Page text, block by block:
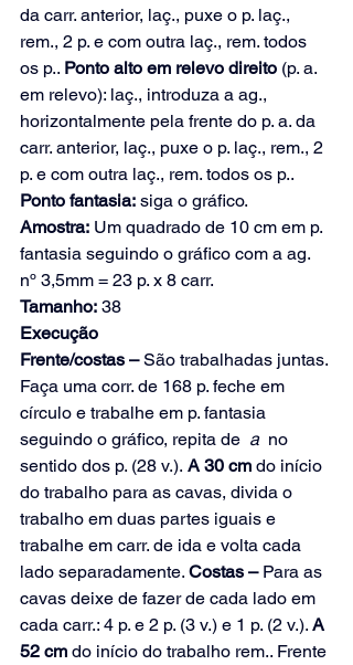
da carr. anterior, laç., puxe o p. laç.,
rem., 2 p. e com outra laç., rem. todos
os p.. Ponto alto em relevo direito (p. a.
em relevo): laç., introduza a ag.,
horizontalmente pela frente do p. a. da
carr. anterior, laç., puxe o p. laç., rem., 2
p. e com outra laç., rem. todos os p..
Ponto fantasia: siga o gráfico.
Amostra: Um quadrado de 10 cm em p.
fantasia seguindo o gráfico com a ag.
nº 3,5mm = 23 p. x 8 carr.
Tamanho: 38
Execução
Frente/costas – São trabalhadas juntas.
Faça uma corr. de 168 p. feche em
círculo e trabalhe em p. fantasia
seguindo o gráfico, repita de a no
sentido dos p. (28 v.). A 30 cm do início
do trabalho para as cavas, divida o
trabalho em duas partes iguais e
trabalhe em carr. de ida e volta cada
lado separadamente. Costas – Para as
cavas deixe de fazer de cada lado em
cada carr.: 4 p. e 2 p. (3 v.) e 1 p. (2 v.). A
52 cm do início do trabalho rem.. Frente